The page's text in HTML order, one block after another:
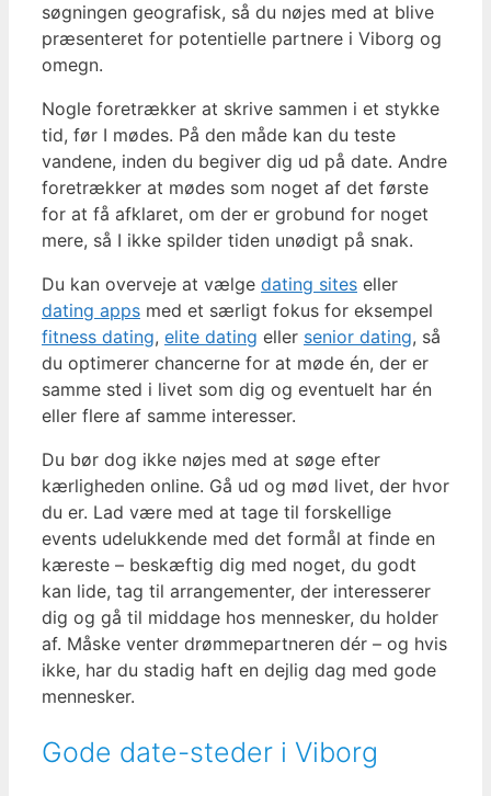
søgningen geografisk, så du nøjes med at blive
præsenteret for potentielle partnere i Viborg og
omegn.
Nogle foretrækker at skrive sammen i et stykke
tid, før I mødes. På den måde kan du teste
vandene, inden du begiver dig ud på date. Andre
foretrækker at mødes som noget af det første
for at få afklaret, om der er grobund for noget
mere, så I ikke spilder tiden unødigt på snak.
Du kan overveje at vælge dating sites eller
dating apps med et særligt fokus for eksempel
fitness dating, elite dating eller senior dating, så
du optimerer chancerne for at møde én, der er
samme sted i livet som dig og eventuelt har én
eller flere af samme interesser.
Du bør dog ikke nøjes med at søge efter
kærligheden online. Gå ud og mød livet, der hvor
du er. Lad være med at tage til forskellige
events udelukkende med det formål at finde en
kæreste – beskæftig dig med noget, du godt
kan lide, tag til arrangementer, der interesserer
dig og gå til middage hos mennesker, du holder
af. Måske venter drømmepartneren dér – og hvis
ikke, har du stadig haft en dejlig dag med gode
mennesker.
Gode date-steder i Viborg